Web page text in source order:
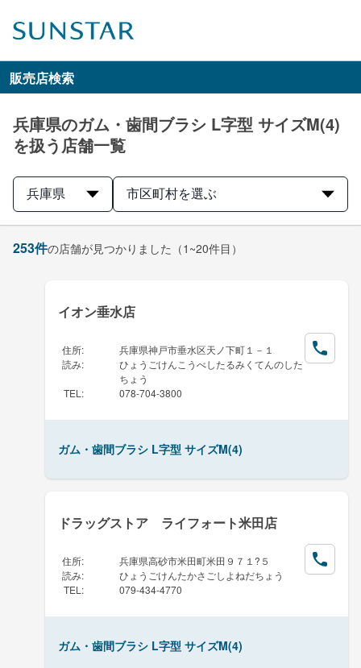
販売店検索
兵庫県のガム・歯間ブラシ L字型 サイズM(4)
を扱う店舗一覧
兵庫県 市区町村を選ぶ
253件の店舗が見つかりました （1~20件目）
イオン垂水店
住所:
兵庫県神戸市垂水区天ノ下町１－１
読み:
ひょうごけんこうべしたるみくてんのした
ちょう
TEL : 078-704-3800
ガム・歯間ブラシ L字型 サイズM(4)
ドラッグストア ライフォート米田店
住所:
兵庫県高砂市米田町米田９７１?５
読み:
ひょうごけんたかさごしよねだちょう
TEL : 079-434-4770
ガム・歯間ブラシ L字型 サイズM(4)